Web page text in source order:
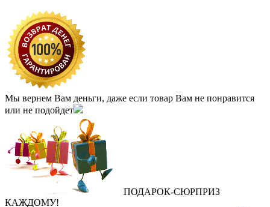
Мы вернем Вам деньги, даже если товар Вам не понравится
или не подойдет
ПОДАРОК‐СЮРПРИЗ
КАЖДОМУ!